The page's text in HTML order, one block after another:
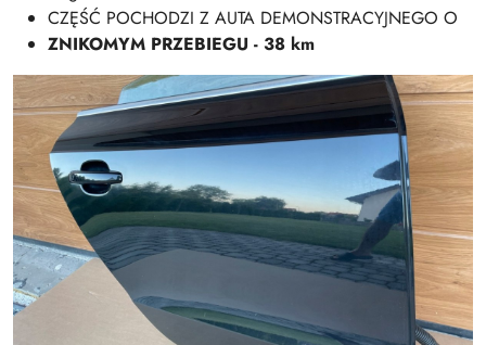
CZĘŚĆ POCHODZI Z AUTA DEMONSTRACYJNEGO O
ZNIKOMYM PRZEBIEGU - 38 km